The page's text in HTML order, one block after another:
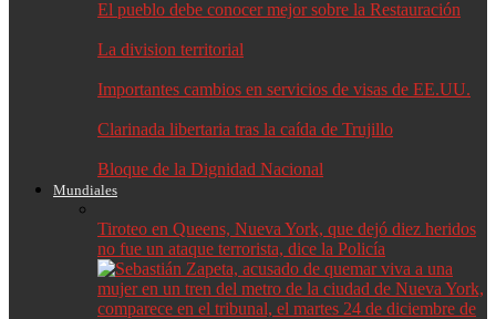
El pueblo debe conocer mejor sobre la Restauración
La division territorial
Importantes cambios en servicios de visas de EE.UU.
Clarinada libertaria tras la caída de Trujillo
Bloque de la Dignidad Nacional
Mundiales
Tiroteo en Queens, Nueva York, que dejó diez heridos
no fue un ataque terrorista, dice la Policía